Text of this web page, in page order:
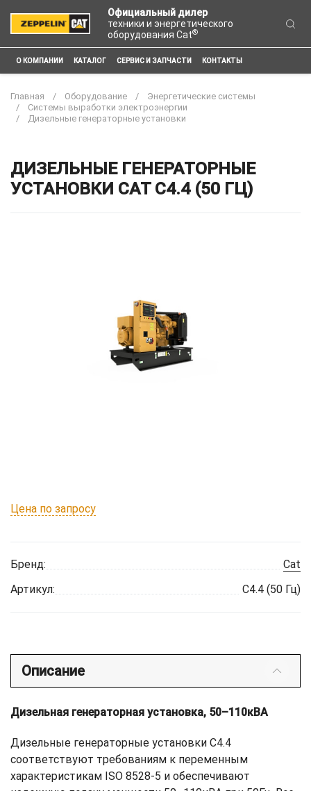
Официальный дилер
техники и энергетического
оборудования Cat®
О КОМПАНИИ КАТАЛОГ СЕРВИС И ЗАПЧАСТИ КОНТАКТЫ
Главная Оборудование
Энергетические системы
Системы выработки электроэнергии
Дизельные генераторные установки
ДИЗЕЛЬНЫЕ ГЕНЕРАТОРНЫЕ
УСТАНОВКИ CAT C4.4 (50 ГЦ)
Цена по запросу
Бренд:
Cat
Артикул:
C4.4 (50 Гц)
Описание
Дизельная генераторная установка, 50–110кВА
Дизельные генераторные установки C4.4
соответствуют требованиям к переменным
характеристикам ISO 8528-5 и обеспечивают